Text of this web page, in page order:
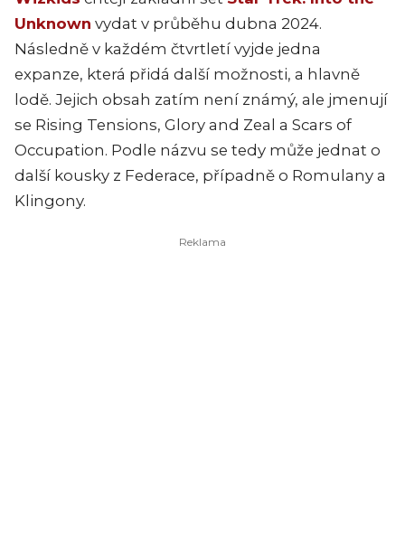
Unknown vydat v průběhu dubna 2024.
Následně v každém čtvrtletí vyjde jedna
expanze, která přidá další možnosti, a hlavně
lodě. Jejich obsah zatím není známý, ale jmenují
se Rising Tensions, Glory and Zeal a Scars of
Occupation. Podle názvu se tedy může jednat o
další kousky z Federace, případně o Romulany a
Klingony.